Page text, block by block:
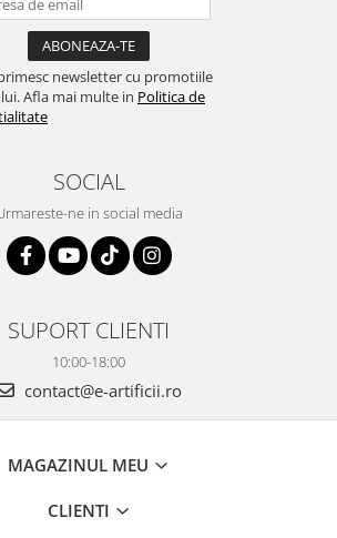
newsletter cu promotiile
Afla mai multe in Politica de
SOCIAL
ne in social media
SUPORT CLIENTI
10:00-18:00
contact@e-artificii.ro
MAGAZINUL MEU
CLIENTI